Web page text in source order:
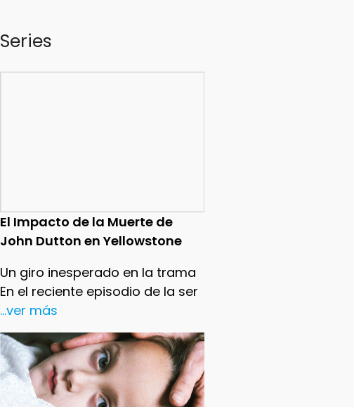
Series
El Impacto de la Muerte de
John Dutton en Yellowstone
Un giro inesperado en la trama
En el reciente episodio de la ser
...ver más